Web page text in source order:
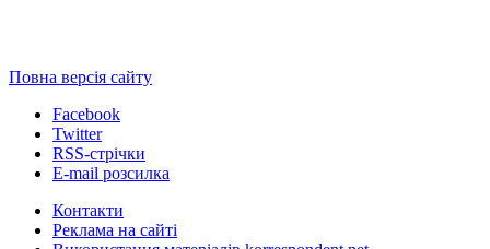
Повна версія сайту
Facebook
Twitter
RSS-стрічки
E-mail розсилка
Контакти
Реклама на сайті